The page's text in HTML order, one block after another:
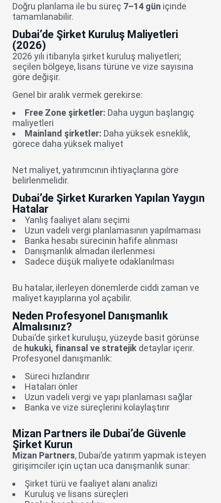
Doğru planlama ile bu süreç 7–14 gün içinde
tamamlanabilir.
Dubai’de Şirket Kuruluş Maliyetleri
(2026)
2026 yılı itibarıyla şirket kuruluş maliyetleri;
seçilen bölgeye, lisans türüne ve vize sayısına
göre değişir.
Genel bir aralık vermek gerekirse:
Free Zone şirketler: Daha uygun başlangıç
maliyetleri
Mainland şirketler: Daha yüksek esneklik,
görece daha yüksek maliyet
Net maliyet, yatırımcının ihtiyaçlarına göre
belirlenmelidir.
Dubai’de Şirket Kurarken Yapılan Yaygın
Hatalar
Yanlış faaliyet alanı seçimi
Uzun vadeli vergi planlamasının yapılmaması
Banka hesabı sürecinin hafife alınması
Danışmanlık almadan ilerlenmesi
Sadece düşük maliyete odaklanılması
Bu hatalar, ilerleyen dönemlerde ciddi zaman ve
maliyet kayıplarına yol açabilir.
Neden Profesyonel Danışmanlık
Almalısınız?
Dubai’de şirket kuruluşu, yüzeyde basit görünse
de hukuki, finansal ve stratejik detaylar içerir.
Profesyonel danışmanlık:
Süreci hızlandırır
Hataları önler
Uzun vadeli vergi ve yapı planlaması sağlar
Banka ve vize süreçlerini kolaylaştırır
Mizan Partners ile Dubai’de Güvenle
Şirket Kurun
Mizan Partners, Dubai’de yatırım yapmak isteyen
girişimciler için uçtan uca danışmanlık sunar:
Şirket türü ve faaliyet alanı analizi
Kuruluş ve lisans süreçleri